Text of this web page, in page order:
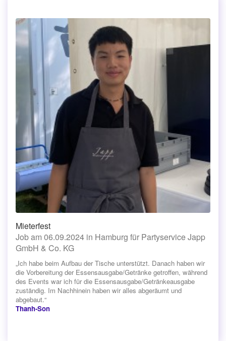
Mieterfest
Job am 06.09.2024 in Hamburg für Partyservice Japp
GmbH & Co. KG
„Ich habe beim Aufbau der Tische unterstützt. Danach haben wir
die Vorbereitung der Essensausgabe/Getränke getroffen, während
des Events war ich für die Essensausgabe/Getränkeausgabe
zuständig. Im Nachhinein haben wir alles abgeräumt und
abgebaut.“
Thanh-Son